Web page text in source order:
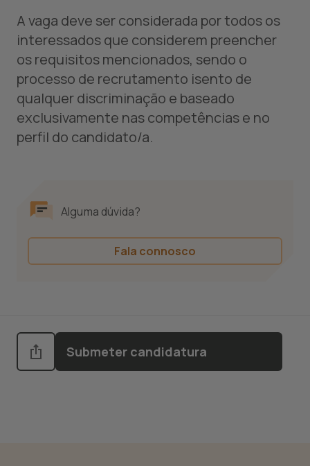
A vaga deve ser considerada por todos os
interessados que considerem preencher
os requisitos mencionados, sendo o
processo de recrutamento isento de
qualquer discriminação e baseado
exclusivamente nas competências e no
perfil do candidato/a.
Alguma dúvida?
Fala connosco
Submeter candidatura